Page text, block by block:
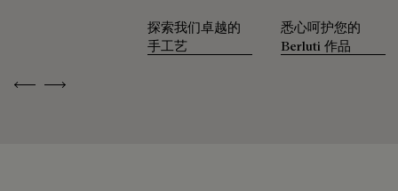
Previous
Next
探索我们卓越的
手工艺
悉心呵护您的
Berluti 作品